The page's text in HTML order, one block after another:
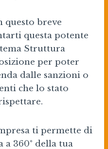
questo breve
questa potente
Struttura
per poter
dalle sanzioni o
che lo stato
ti permette di
a 360° della tua